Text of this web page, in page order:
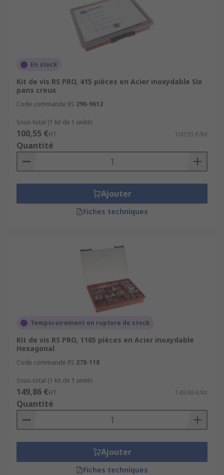
En stock
Kit de vis RS PRO, 415 pièces en Acier inoxydable Six
pans creux
Code commande RS 290-9612
Sous-total (1 kit de 1 unité)
100,55 €HT 100,55 €/kit
Quantité
Ajouter
Fiches techniques
Temporairement en rupture de stock
Kit de vis RS PRO, 1165 pièces en Acier inoxydable
Hexagonal
Code commande RS 278-118
Sous-total (1 kit de 1 unité)
149,86 €HT 149,86 €/kit
Quantité
Ajouter
Fiches techniques